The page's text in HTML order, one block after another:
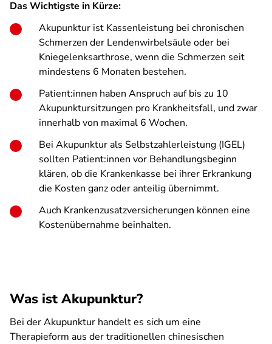
Das Wichtigste in Kürze:
Akupunktur ist Kassenleistung bei chronischen
Schmerzen der Lendenwirbelsäule oder bei
Kniegelenksarthrose, wenn die Schmerzen seit
mindestens 6 Monaten bestehen.
Patient:innen haben Anspruch auf bis zu 10
Akupunktursitzungen pro Krankheitsfall, und zwar
innerhalb von maximal 6 Wochen.
Bei Akupunktur als Selbstzahlerleistung (IGEL)
sollten Patient:innen vor Behandlungsbeginn
klären, ob die Krankenkasse bei ihrer Erkrankung
die Kosten ganz oder anteilig übernimmt.
Auch Krankenzusatzversicherungen können eine
Kostenübernahme beinhalten.
Was ist Akupunktur?
Bei der Akupunktur handelt es sich um eine
Therapieform aus der traditionellen chinesischen